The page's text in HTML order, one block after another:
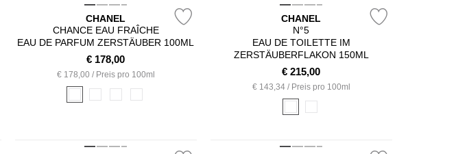
CHANEL
CHANCE EAU FRAÎCHE
EAU DE PARFUM ZERSTÄUBER 100ML
€ 178,00
€ 178,00 / Preis pro 100ml
CHANEL
N°5
EAU DE TOILETTE IM
ZERSTÄUBERFLAKON 150ML
€215,00
€ 143,34 / Preis pro 100ml